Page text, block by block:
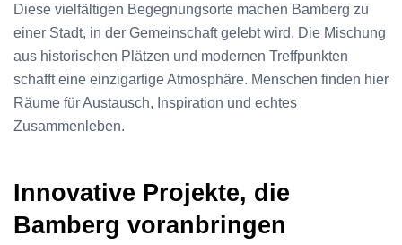
Diese vielfältigen Begegnungsorte machen Bamberg zu
einer Stadt, in der Gemeinschaft gelebt wird. Die Mischung
aus historischen Plätzen und modernen Treffpunkten
schafft eine einzigartige Atmosphäre. Menschen finden hier
Räume für Austausch, Inspiration und echtes
Zusammenleben.
Innovative Projekte, die
Bamberg voranbringen